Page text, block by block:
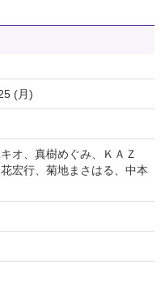
(月)
オ、真樹めぐみ、ＫＡＺ
宏行、菊地まさはる、中本